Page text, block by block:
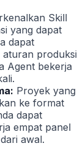
Skill
yang dapat
dapat
aturan produksi
Agent bekerja
Proyek yang
ke format
dapat
empat panel
awal.